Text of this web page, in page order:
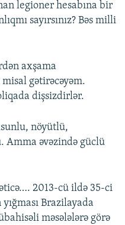
legioner hesabına bir
sayırsınız? Bəs milli
axşama
misal gətirəcəyəm.
dişsizdirlər.
nöyütlü,
Amma əvəzində güclü
2013-cü ildə 35-ci
Brazilayada
məsələlərə görə